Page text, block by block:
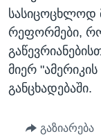
სასიცოცხლოდ
რეფორმები,
მიერ
განცხადებაში.
გაზიარება